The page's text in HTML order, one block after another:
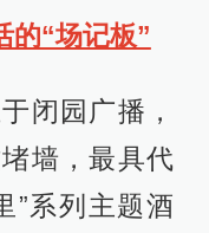
的“场记板”
闭园广播，
墙，最具代
”系列主题酒